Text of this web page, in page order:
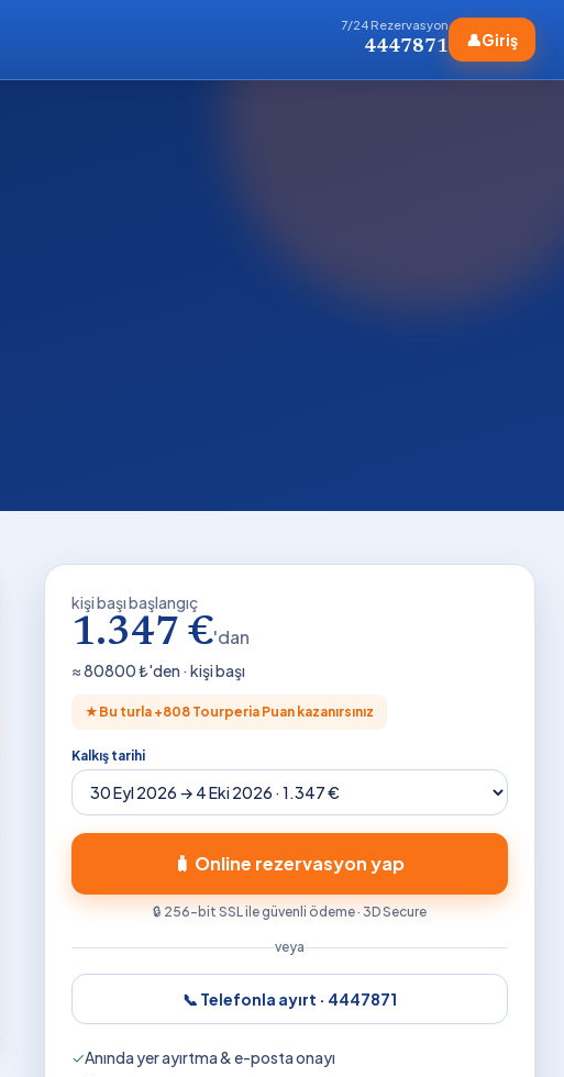
7/24 Rezervasyon
4447871 👤Giriş
kişi başı başlangıç
1.347 €'dan
≈80800₺'den · kişi başı
★ Bu turla +808Tourperia Puan kazanırsınız
Kalkış tarihi
🧳 Online rezervasyon yap
🔒 256-bit SSL ile güvenli ödeme · 3D Secure
veya
📞 Telefonla ayırt · 4447871
✓Anında yer ayırtma & e-posta onayı